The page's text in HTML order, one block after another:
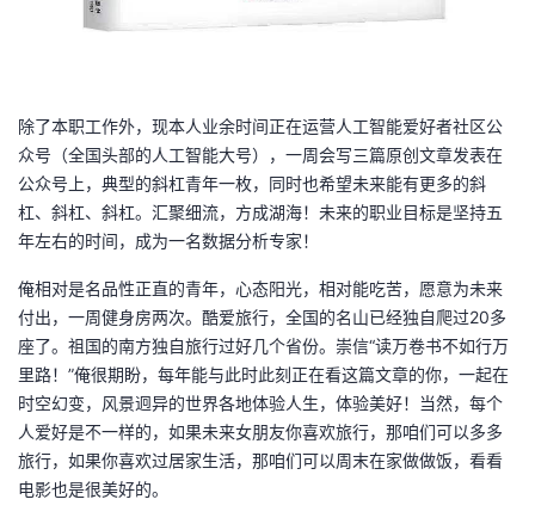
除了本职工作外，现本人业余时间正在运营人工智能爱好者社区公
众号（全国头部的人工智能大号），一周会写三篇原创文章发表在
公众号上，典型的斜杠青年一枚，同时也希望未来能有更多的斜
杠、斜杠、斜杠。汇聚细流，方成湖海！未来的职业目标是坚持五
年左右的时间，成为一名数据分析专家！
俺相对是名品性正直的青年，心态阳光，相对能吃苦，愿意为未来
付出，一周健身房两次。酷爱旅行，全国的名山已经独自爬过20多
座了。祖国的南方独自旅行过好几个省份。崇信“读万卷书不如行万
里路！”俺很期盼，每年能与此时此刻正在看这篇文章的你，一起在
时空幻变，风景迥异的世界各地体验人生，体验美好！当然，每个
人爱好是不一样的，如果未来女朋友你喜欢旅行，那咱们可以多多
旅行，如果你喜欢过居家生活，那咱们可以周末在家做做饭，看看
电影也是很美好的。